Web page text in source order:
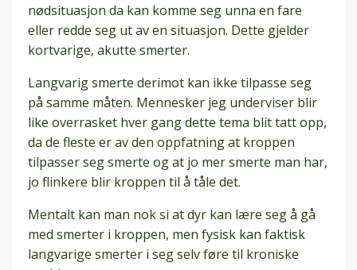
nødsituasjon da kan komme seg unna en fare
eller redde seg ut av en situasjon. Dette gjelder
kortvarige, akutte smerter.
Langvarig smerte derimot kan ikke tilpasse seg
på samme måten. Mennesker jeg underviser blir
like overrasket hver gang dette tema blit tatt opp,
da de fleste er av den oppfatning at kroppen
tilpasser seg smerte og at jo mer smerte man har,
jo flinkere blir kroppen til å tåle det.
Mentalt kan man nok si at dyr kan lære seg å gå
med smerter i kroppen, men fysisk kan faktisk
langvarige smerter i seg selv føre til kroniske